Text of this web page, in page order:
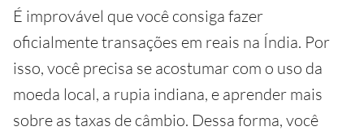
É improvável que você consiga fazer
oficialmente transações em reais na Índia. Por
isso, você precisa se acostumar com o uso da
moeda local, a rupia indiana, e aprender mais
sobre as taxas de câmbio. Dessa forma, você